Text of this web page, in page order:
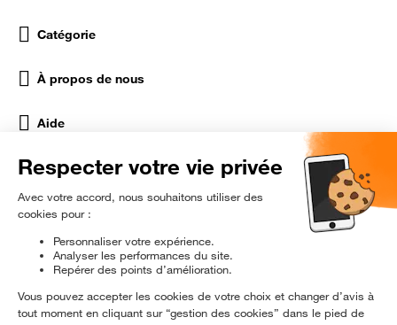
Catégorie
À propos de nous
Aide
Réseaux Sociaux
rɘconditionné